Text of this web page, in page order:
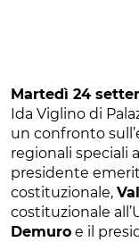
Martedì 24
Ida Viglino di
un confronto
regionali speciali
presidente
costituzionale,
costituzionale
Demuro e il